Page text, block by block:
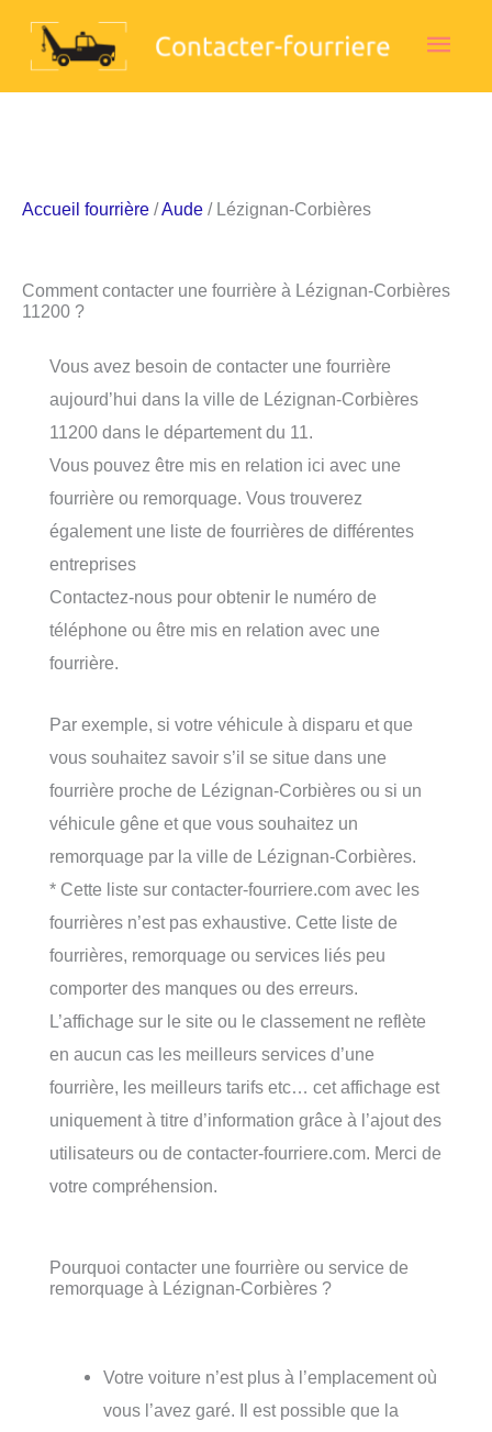
Accueil fourrière /Aude / Lézignan-Corbières
Comment contacter une fourrière à Lézignan-Corbières
11200 ?
Vous avez besoin de contacter une fourrière
aujourd’hui dans la ville de Lézignan-Corbières
11200 dans le département du 11.
Vous pouvez être mis en relation ici avec une
fourrière ou remorquage. Vous trouverez
également une liste de fourrières de différentes
entreprises
Contactez-nous pour obtenir le numéro de
téléphone ou être mis en relation avec une
fourrière.
Par exemple, si votre véhicule à disparu et que
vous souhaitez savoir s’il se situe dans une
fourrière proche de Lézignan-Corbières ou si un
véhicule gêne et que vous souhaitez un
remorquage par la ville de Lézignan-Corbières.
* Cette liste sur contacter-fourriere.com avec les
fourrières n’est pas exhaustive. Cette liste de
fourrières, remorquage ou services liés peu
comporter des manques ou des erreurs.
L’affichage sur le site ou le classement ne reflète
en aucun cas les meilleurs services d’une
fourrière, les meilleurs tarifs etc… cet affichage est
uniquement à titre d’information grâce à l’ajout des
utilisateurs ou de contacter-fourriere.com. Merci de
votre compréhension.
Pourquoi contacter une fourrière ou service de
remorquage à Lézignan-Corbières ?
Votre voiture n’est plus à l’emplacement où
vous l’avez garé. Il est possible que la